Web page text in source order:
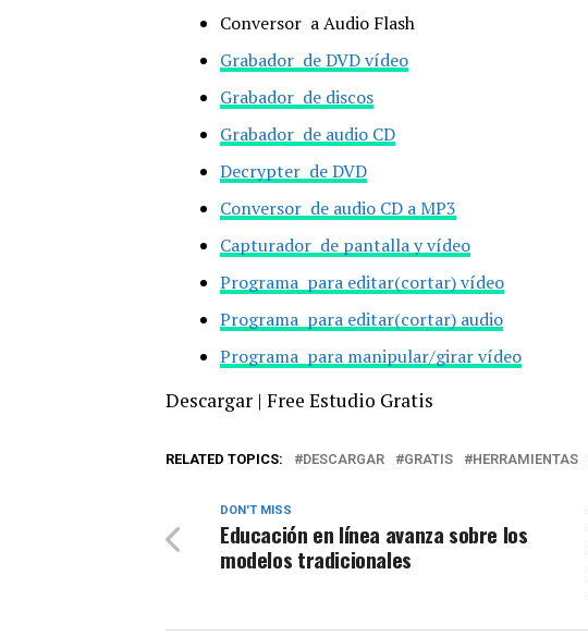
Conversor a Audio Flash
Grabador de DVD vídeo
Grabador de discos
Grabador de audio CD
Decrypter de DVD
Conversor de audio CD a MP3
Capturador de pantalla y vídeo
Programa para editar(cortar) vídeo
Programa para editar(cortar) audio
Programa para manipular/girar vídeo
Descargar | Free Estudio Gratis
RELATED TOPICS: DESCARGAR GRATIS HERRAMIENTAS
DON'T MISS
Educación en línea avanza sobre los
modelos tradicionales